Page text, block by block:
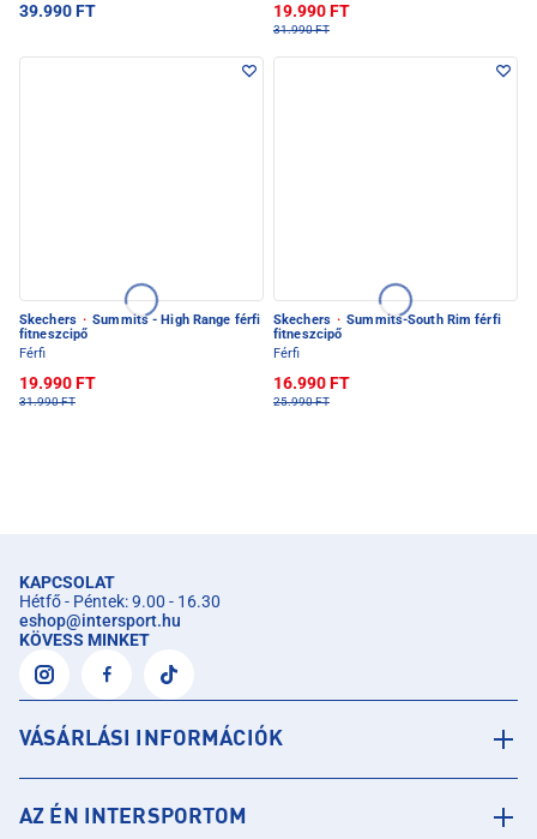
39.990 FT 19.990 FT
31.990 FT
Skechers · Summits - High Range férfi
fitneszcipő
Férfi
19.990 FT
31.990 FT
Skechers · Summits-South Rim férfi
fitneszcipő
Férfi
16.990 FT
25.990 FT
KAPCSOLAT
Hétfő - Péntek: 9.00 - 16.30
eshop@intersport.hu
KÖVESS MINKET
VÁSÁRLÁSI INFORMÁCIÓK
AZ ÉN INTERSPORTOM